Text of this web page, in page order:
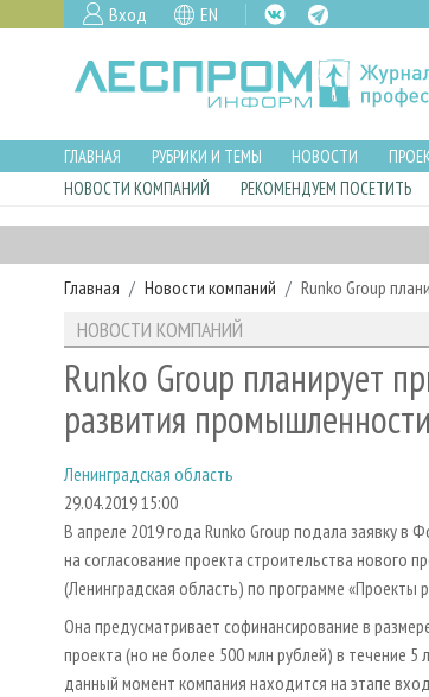
Вход EN
ГЛАВНАЯ РУБРИКИ И ТЕМЫ НОВОСТИ
НОВОСТИ КОМПАНИЙ
РЕКОМЕНДУЕМ ПОСЕТИТЬ
Главная Новости компаний Runko Group
НОВОСТИ КОМПАНИЙ
Runko Group планирует
развития промышленности
Ленинградская область
29.04.2019 15:00
В апреле 2019 года Runko Group подала заявку в
на согласование проекта строительства нового
(Ленинградская область) по программе «Проекты
Она предусматривает софинансирование в
проекта (но не более 500 млн рублей) в течение 5
данный момент компания находится на этапе